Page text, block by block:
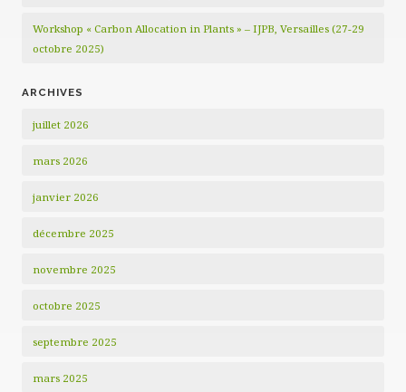
Workshop « Carbon Allocation in Plants » – IJPB, Versailles (27-29
octobre 2025)
ARCHIVES
juillet 2026
mars 2026
janvier 2026
décembre 2025
novembre 2025
octobre 2025
septembre 2025
mars 2025